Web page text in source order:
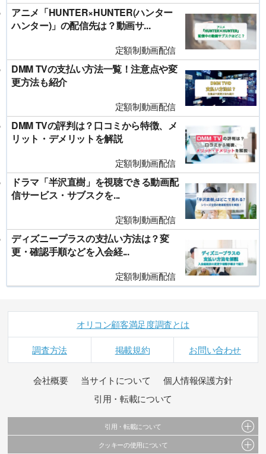
アニメ「HUNTER×HUNTER(ハンター
ハンター)」の配信先は？動画サ...
定額制動画配信
DMM TVの支払い方法一覧！注意点や変
更方法も紹介
定額制動画配信
DMM TVの評判は？口コミから特徴、メ
リット・デメリットを解説
定額制動画配信
ドラマ「半沢直樹」を視聴できる動画配
信サービス・サブスクを...
定額制動画配信
ディズニープラスの支払い方法は？変
更・確認手順などを入会経...
定額制動画配信
オリコン顧客満足度調査とは
調査方法 掲載規約 お問い合わせ
会社概要 当サイトについて
個人情報保護方針
引用・転載について
引用・転載について
当サイトで公開されている情報（文字、写真、イラスト、画像データ等）及びこれらの配
クッキーの使用について